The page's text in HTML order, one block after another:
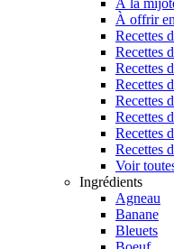
À la
À offrir
Recettes
Recettes
Recettes
Recettes
Recettes
Recettes
Recettes
Recettes
Voir
Ingrédients
Agneau
Banane
Bleuets